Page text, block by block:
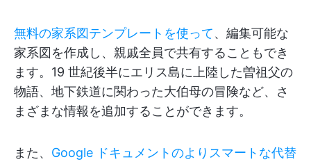
無料の家系図テンプレートを使って、編集可能な
家系図を作成し、親戚全員で共有することもでき
ます。19 世紀後半にエリス島に上陸した曽祖父の
物語、地下鉄道に関わった大伯母の冒険など、さ
まざまな情報を追加することができます。
また、 Google ドキュメントのよりスマートな代替